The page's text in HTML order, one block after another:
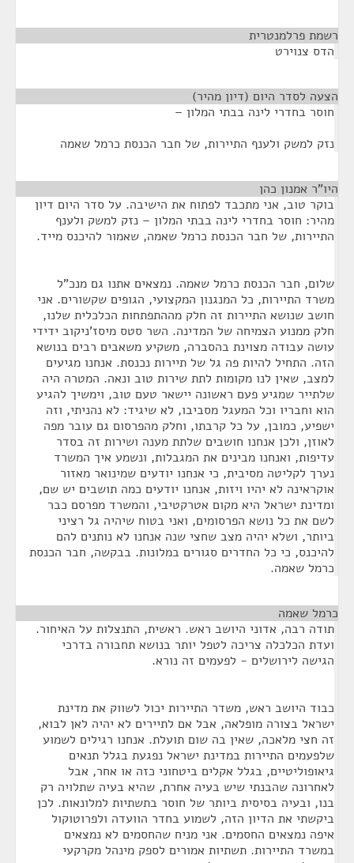
רשמת פרלמנטרית
הדס צנוירט
הצעה לסדר היום (דיון מהיר)
חוסר בחדרי לינה בבתי המלון –
נזק למשק ולענף התיירות, של חבר הכנסת כרמל שאמה
היו"ר אמנון כהן
בוקר טוב, אני מתכבד לפתוח את הישיבה. על סדר היום דיון
מהיר: חוסר בחדרי לינה בבתי המלון – נזק למשק ולענף
התיירות, של חבר הכנסת כרמל שאמה, שאמור להיכנס מייד.
שלום, חבר הכנסת כרמל שאמה. נמצאים אתנו גם מנכ"ל
משרד התיירות, כל המנגנון המקצועי, הגופים שקשורים. אני
חושב שנושא התיירות זה חלק מההתפתחות הכלכלית שלנו,
חלק ממנוע הצמיחה של המדינה. השר סטס מיסז'ניקוב ידידי
עושה עבודה מצוינת בהסברה, משקיע משאבים רבים בנושא
הזה. התחיל להיות פה גל של תיירות נכנסת. אנחנו מגיעים
למצב, שאין לנו מקומות לתת שירות טוב ונאה. המטרה היה
שלתייר שמגיע פעם ראשונה יישאר טעם טוב, וימשיך להגיע
הוא וחבריו וכל המעגל מסביבו, לא שיגיד: לא נהניתי, וזה
ישפיע, כמובן, על כל קרבתו, וחלק מהפרסום גם עובר מפה
לאוזן, ולכן אנחנו חושבים שלתת מענה ושירות זה בסדר
עדיפות, ואנחנו מבינים את המגבלות, ונשמע איך המשרד
נערך לקליטה מסיבית, כי אנחנו יודעים שמינואר מאזור
אוקראינה לא יהיו ויזות, אנחנו יודעים כמה תושבים יש שם,
ומדינת ישראל היא מקום אטרקטיבי, והמשרד מפרסם כבר
לשם את כל נושא הפרסומים, ואני בטוח שיהיה גל רציני
ביותר, ושלא יהיה מצב שחצי שנה אנחנו לא נותנים להם
להיכנס, כי כל החדרים סגורים במלונות. בבקשה, חבר הכנסת
כרמל שאמה.
כרמל שאמה
תודה רבה, אדוני היושב ראש. ראשית, התנצלות על האיחור.
ועדת הכלכלה צריכה לטפל יותר בנושא תחבורה בדרכי
הגישה לירושלים - לפעמים זה נורא.
כבוד היושב ראש, משדר התיירות יכול לשווק את מדינת
ישראל בצורה מופלאה, אבל אם לתיירים לא יהיה לאן לבוא,
זה חצי מלאכה, שאין בה שום תועלת. אנחנו רגילים לשמוע
שלפעמים התיירות במדינת ישראל נפגעת בגלל תנאים
גיאופוליטיים, בגלל אקלים ביטחוני כזה או אחר, אבל
לאחרונה שהבנתי שיש בעיה אחרת, שהיא בעיה שתלויה רק
בנו, ובעיה בסיסית ביותר של חוסר בתשתיות למלונאות. לכן
ביקשתי את הדיון הזה, לשמוע בחדר הוועדה ולפרוטוקול
איפה נמצאים החסמים. אני מניח שהחסמים לא נמצאים
במשרד התיירות. תשתיות אמורים לספק מינהל מקרקעי